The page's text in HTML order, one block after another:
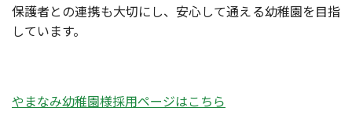
保護者との連携も大切にし、安心して通える幼稚園を目指
しています。
やまなみ幼稚園様採用ページはこちら